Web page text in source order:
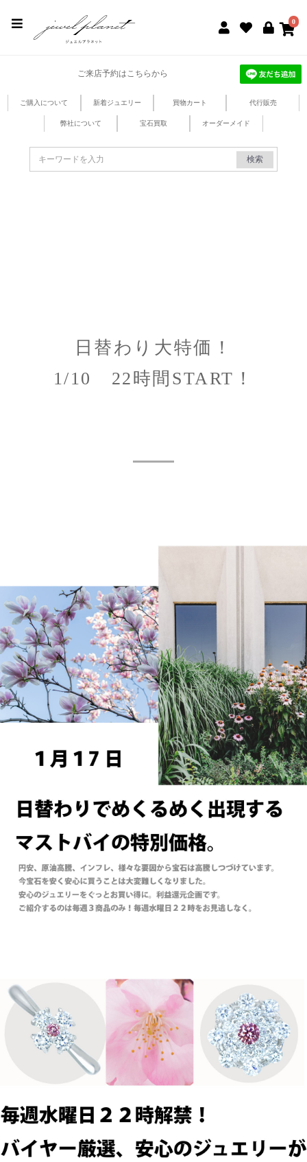
0
ご来店予約はこちらから
ご購入について 新着ジュエリー 買物カート 代行販売
弊社について 宝石買取 オーダーメイド
検索
日替わり大特価！
1/10 22時間START！